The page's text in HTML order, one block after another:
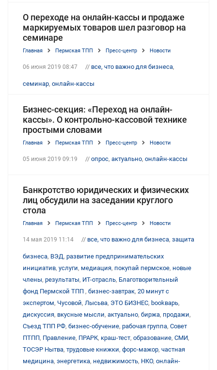
О переходе на онлайн-кассы и продаже
маркируемых товаров шел разговор на
семинаре
Главная Пермская ТПП Пресс-центр Новости
06 июня 2019 08:47 // все, что важно для бизнеса,
семинар, онлайн-кассы
Бизнес-секция: «Переход на онлайн-
кассы». О контрольно-кассовой технике
простыми словами
Главная Пермская ТПП Пресс-центр Новости
05 июня 2019 09:19 // опрос, актуально, онлайн-кассы
Банкротство юридических и физических
лиц обсудили на заседании круглого
стола
Главная Пермская ТПП Пресс-центр Новости
14 мая 2019 11:14 // все, что важно для бизнеса, защита
бизнеса, ВЭД, развитие предпринимательских
инициатив, услуги, медиация, покупай пермское, новые
члены, результаты, ИТ-отрасль, Благотворительный
фонд Пермской ТПП , бизнес-завтрак, 20 минут с
экспертом, Чусовой, Лысьва, ЭТО БИЗНЕС, bookварь,
дискуссия, вкусные мысли, актуально, биржа, продажи,
Съезд ТПП РФ, бизнес-обучение, рабочая группа, Совет
ПТПП, Правление, ПРАРК, краш-тест, образование, СМИ,
ТОСЭР Нытва, трудовые книжки, форс-мажор, частная
медицина, энергетика, недвижимость, НКО, онлайн-